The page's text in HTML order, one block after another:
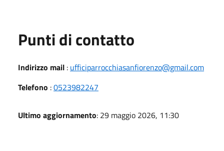
Punti di contatto
Indirizzo mail : ufficiparrocchiasanfiorenzo@gmail.com
Telefono :0523982247
Ultimo aggiornamento: 29 maggio 2026, 11:30